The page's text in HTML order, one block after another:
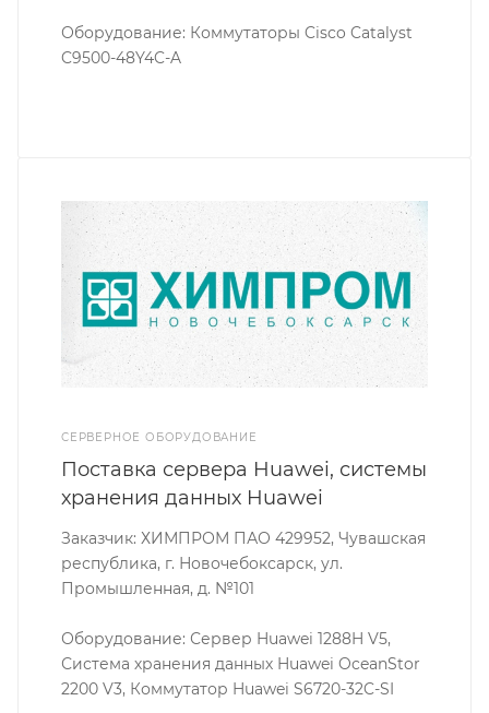
Оборудование: Коммутаторы Cisco Catalyst
C9500-48Y4C-A
СЕРВЕРНОЕ ОБОРУДОВАНИЕ
Поставка сервера Huawei, системы
хранения данных Huawei
Заказчик: ХИМПРОМ ПАО 429952, Чувашская
республика, г. Новочебоксарск, ул.
Промышленная, д. №101
Оборудование: Сервер Huawei 1288H V5,
Система хранения данных Huawei OceanStor
2200 V3, Коммутатор Huawei S6720-32C-SI